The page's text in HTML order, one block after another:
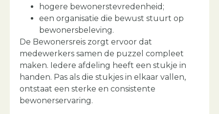
hogere bewonerstevredenheid;
een organisatie die bewust stuurt op
bewonersbeleving.
De Bewonersreis zorgt ervoor dat
medewerkers samen de puzzel compleet
maken. Iedere afdeling heeft een stukje in
handen. Pas als die stukjes in elkaar vallen,
ontstaat een sterke en consistente
bewonerservaring.